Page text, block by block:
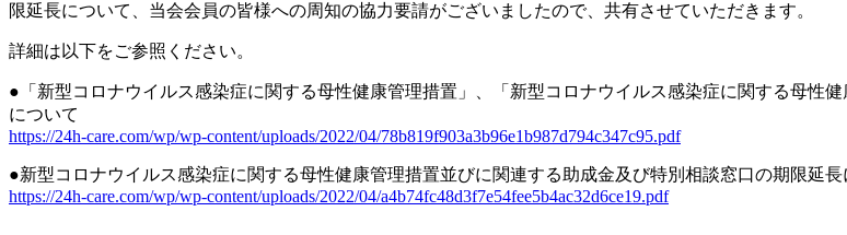
限延長について、当会会員の皆様への周知の協力要請がございましたので、共有させていただきます。
詳細は以下をご参照ください。
●「新型コロナウイルス感染症に関する母性健康管理措置」、「新型コロナウイルス感染症に関する母性
について
https://24h-care.com/wp/wp-content/uploads/2022/04/78b819f903a3b96e1b987d794c347c95.pdf
●新型コロナウイルス感染症に関する母性健康管理措置並びに関連する助成金及び特別相談窓口の期限延
https://24h-care.com/wp/wp-content/uploads/2022/04/a4b74fc48d3f7e54fee5b4ac32d6ce19.pdf